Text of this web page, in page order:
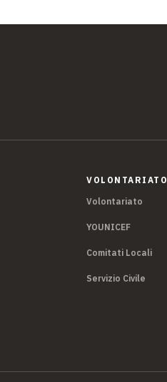
VOLONTARIATO
Volontariato
YOUNICEF
Comitati Locali
Servizio Civile